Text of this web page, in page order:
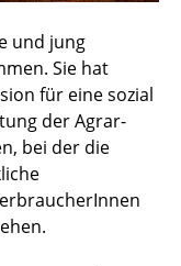
und jung
Sie hat
für eine sozial
der Agrar-
bei der die